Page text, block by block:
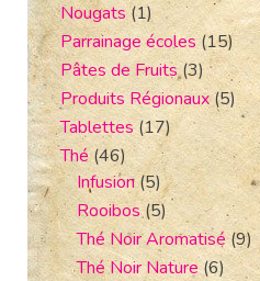
Nougats (1)
Parrainage écoles (15)
Pâtes de Fruits (3)
Produits Régionaux(5)
Tablettes (17)
Thé (46)
Infusion (5)
Rooibos (5)
Thé Noir Aromatisé (9)
Thé Noir Nature (6)